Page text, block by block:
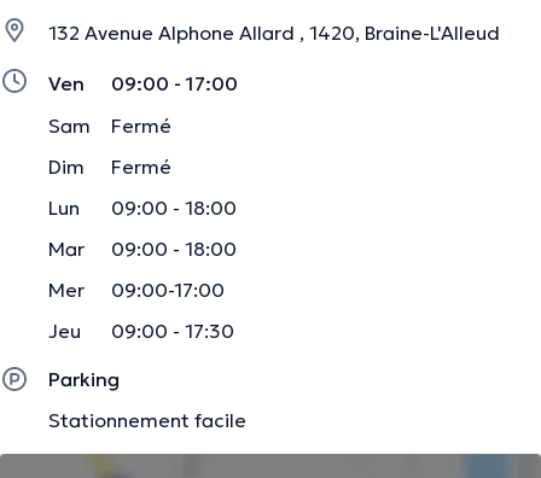
132 Avenue Alphone Allard , 1420, Braine-L'Alleud
Ven
09:00 - 17:00
Sam
Fermé
Dim
Fermé
Lun
09:00 - 18:00
Mar
09:00 - 18:00
Mer
09:00-17:00
Jeu
09:00 - 17:30
Parking
Stationnement facile